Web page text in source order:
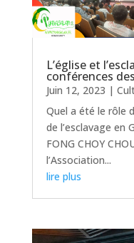
L’église et
conférences
Juin 12, 2023 |
Quel a été le rôle
de l’esclavage en
FONG CHOY
l’Association...
lire plus